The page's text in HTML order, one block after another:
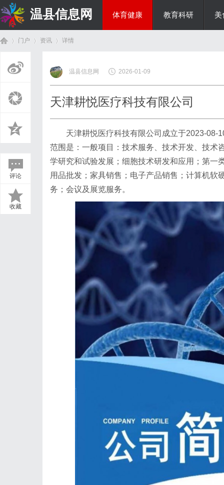
温县信息网 体育健康 教育科研 美
门户 资讯
›
详情
评论
收藏
温县信息网 2026-01-09
天津耕悦医疗科技有限公司
天津耕悦医疗科技有限公司成立于2023-08-
范围是：一般项目：技术服务、技术开发、技术
学研究和试验发展；细胞技术研发和应用；第一
用品批发；家具销售；电子产品销售；计算机软
务；会议及展览服务。